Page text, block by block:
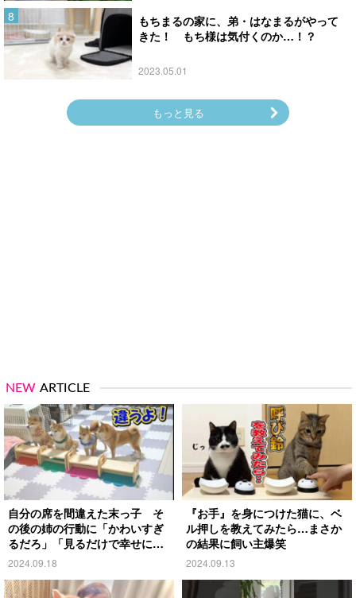
もちまるの家に、弟・はなまるがやって
きた！ もち様は気付くのか…！？
2023.05.01
もっと見る
NEW ARTICLE
自分の席を間違えた末っ子 そ
の後の姉の行動に「かわいすぎ
るだろ」「見るだけで幸せにな
る」
2024.09.18
『お手』を身につけた猫に、ベ
ル押しを教えてみたら…まさか
の結果に飼い主爆笑
2024.09.13